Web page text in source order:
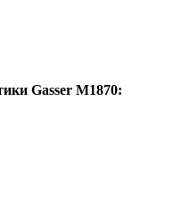
Gasser M1870: